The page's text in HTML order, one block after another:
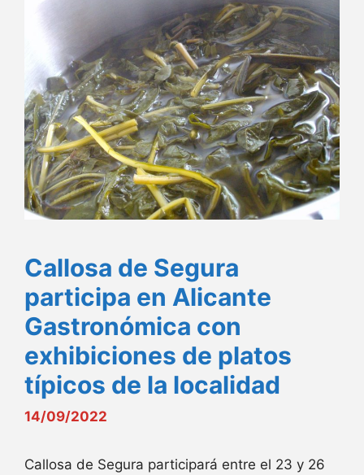
Callosa de Segura
participa en Alicante
Gastronómica con
exhibiciones de platos
típicos de la localidad
14/09/2022
Callosa de Segura participará entre el 23 y 26